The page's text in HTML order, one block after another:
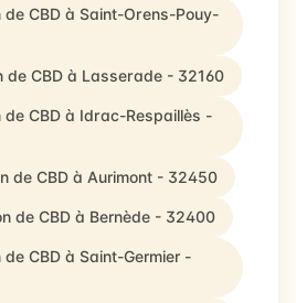
CBD à Saint-Orens-Pouy-
de CBD à Lasserade - 32160
CBD à Idrac-Respaillès -
de CBD à Aurimont - 32450
de CBD à Bernède - 32400
CBD à Saint-Germier -